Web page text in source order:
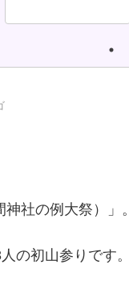
社の例大祭）」。
の初山参りです。